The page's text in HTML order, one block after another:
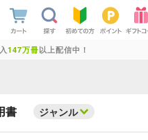
147万冊以上配信中！
書 ジャンル